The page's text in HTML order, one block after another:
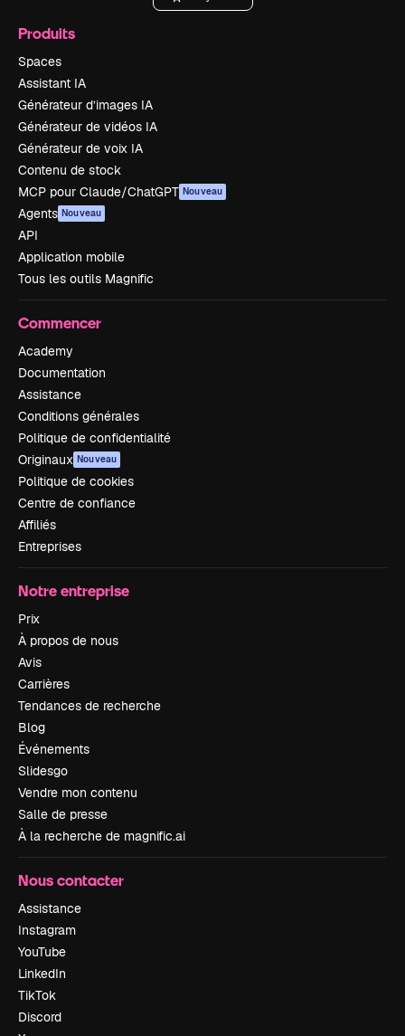
Produits
Spaces
Assistant IA
Générateur d’images IA
Générateur de vidéos IA
Générateur de voix IA
Contenu de stock
MCP pour Claude/ChatGPT Nouveau
Agents Nouveau
API
Application mobile
Tous les outils Magnific
Commencer
Academy
Documentation
Assistance
Conditions générales
Politique de confidentialité
Originaux Nouveau
Politique de cookies
Centre de confiance
Affiliés
Entreprises
Notre entreprise
Prix
À propos de nous
Avis
Carrières
Tendances de recherche
Blog
Événements
Slidesgo
Vendre mon contenu
Salle de presse
À la recherche de magnific.ai
Nous contacter
Assistance
Instagram
YouTube
LinkedIn
TikTok
Discord